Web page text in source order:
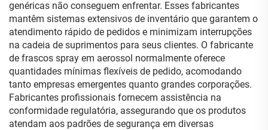
genéricas não conseguem enfrentar. Esses fabricantes
mantêm sistemas extensivos de inventário que garantem o
atendimento rápido de pedidos e minimizam interrupções
na cadeia de suprimentos para seus clientes. O fabricante
de frascos spray em aerossol normalmente oferece
quantidades mínimas flexíveis de pedido, acomodando
tanto empresas emergentes quanto grandes corporações.
Fabricantes profissionais fornecem assistência na
conformidade regulatória, assegurando que os produtos
atendam aos padrões de segurança em diversas